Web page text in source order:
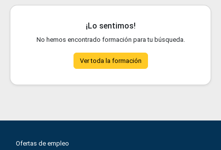
¡Lo sentimos!
No hemos encontrado formación para tu búsqueda.
Ver toda la formación
Ofertas de empleo